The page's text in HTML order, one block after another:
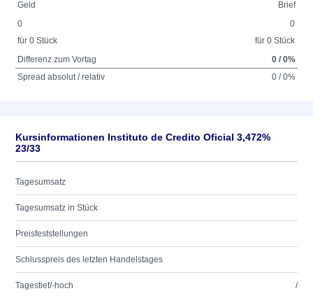
Geld
Brief
0
für 0 Stück
0
für 0 Stück
Differenz zum Vortag
0 / 0%
Spread absolut / relativ
0 / 0%
Kursinformationen Instituto de Credito Oficial 3,472%
23/33
Tagesumsatz
Tagesumsatz in Stück
Preisfeststellungen
Schlusspreis des letzten Handelstages
Tagestief/-hoch /